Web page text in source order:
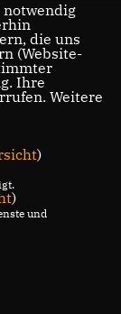
notwendig
die uns
(Website-
Ihre
Weitere
)
)
und